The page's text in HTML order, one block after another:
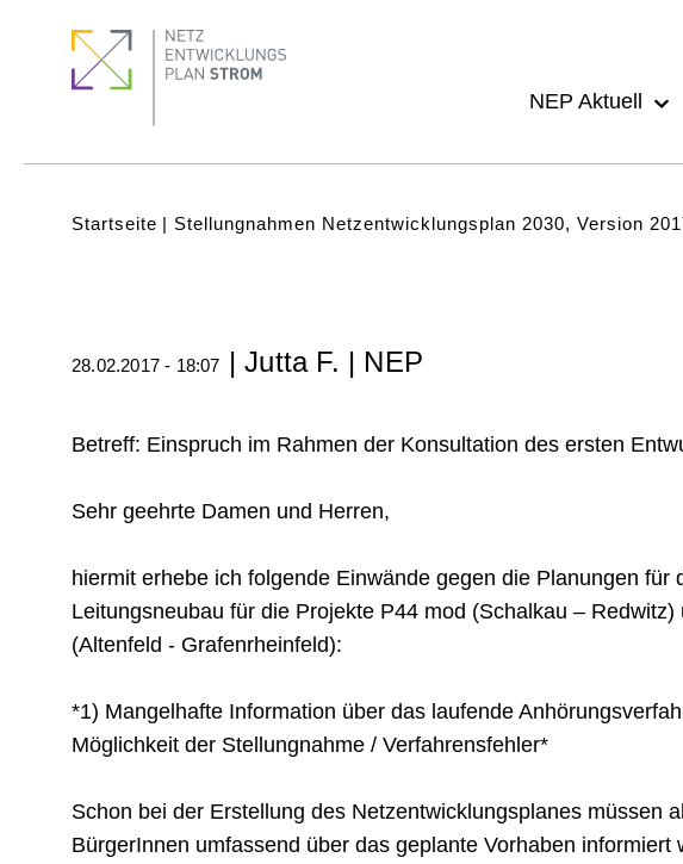
NEP Aktuell
(Main)Pfadnavigation
Startseite Stellungnahmen Netzentwicklungsplan 2030, Version
28.02.2017 - 18:07 | Jutta F. | NEP
Betreff: Einspruch im Rahmen der Konsultation des ersten
Sehr geehrte Damen und Herren,
hiermit erhebe ich folgende Einwände gegen die Planungen für
Leitungsneubau für die Projekte P44 mod (Schalkau – Redwitz)
(Altenfeld - Grafenrheinfeld):
*1) Mangelhafte Information über das laufende
Möglichkeit der Stellungnahme / Verfahrensfehler*
Schon bei der Erstellung des Netzentwicklungsplanes müssen
BürgerInnen umfassend über das geplante Vorhaben informiert
Menu
quick
links